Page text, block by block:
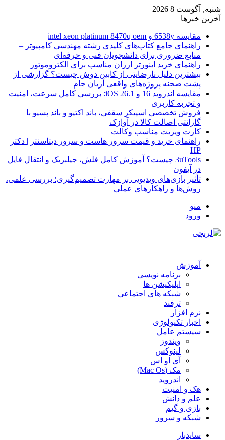
شنبه, آگوست 8 2026
آخرین خبرها
مقایسه 6538y و intel xeon platinum 8470q oem
راهنمای جامع کتاب‌های کلیدی رشته مهندسی کامپیوتر –
منابع ضروری برای دانشجویان فنی و حرفه‌ای
راهنمای خرید اینورتر ارزان مناسب برای الکتروموتور
بیشترین دلیل نارضایتی از کابین دوش چیست؟ گزارشی از
پشت صحنه پروژه‌های واقعی آریان جام
مقایسه اندروید 16 و iOS 26.1: بررسی کامل سرعت، امنیت
و تجربه کاربری
فروش تخصصی اسپیکر سقفی، باند اکتیو و باند پسیو با
گارانتی اصالت کالا در آوازک
کارت ویزیت مناسب وکالت
راهنمای خرید و قیمت سرور هاست و سرور دیتاسنتر | دکتر
HP
3uTools چیست؟ آموزش کامل فلش، جیلبریک و انتقال فایل
در آیفون
تأثیر بازی‌های ویدیویی بر مهارت تصمیم‌گیری؛ بررسی علمی،
روش‌ها و راهکارهای عملی
منو
ورود
آموزش
برنامه نویسی
اپلیکیشن ها
شبکه های اجتماعی
ترفند
نرم افزار
اخبار تکنولوژی
سیستم عامل
ویندوز
لینوکس
آی او اس
مک (Mac Os)
اندروید
هک و امنیت
علم و دانش
بازی و گیم
شبکه و سرور
سایدبار